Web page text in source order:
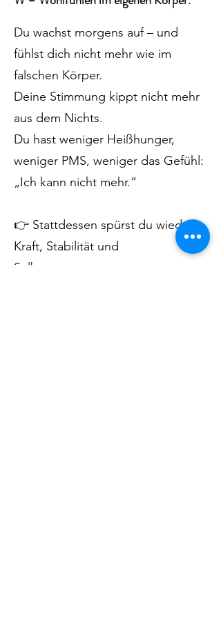
Du wachst morgens auf – und
fühlst dich nicht mehr wie im
falschen Körper.
Deine Stimmung kippt nicht mehr
aus dem Nichts.
Du hast weniger Heißhunger,
weniger PMS, weniger das Gefühl:
„Ich kann nicht mehr.“
👉 Stattdessen spürst du wieder
Kraft, Stabilität und
Selbstvertrauen.